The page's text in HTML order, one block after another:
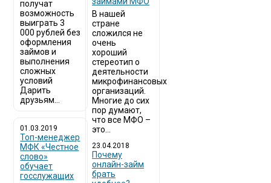
получат
возможность
выиграть 3
000 рублей без
оформления
займов и
выполнения
сложных
условий
Дарить
друзьям...
01.03.2019
Топ-менеджер
МФК «Честное
слово»
обучает
госслужащих
В нашей
стране
сложился не
очень
хороший
стереотип о
деятельности
микрофинансовых
организаций.
Многие до сих
пор думают,
что все МФО –
это...
23.04.2018
Почему
онлайн-займ
брать